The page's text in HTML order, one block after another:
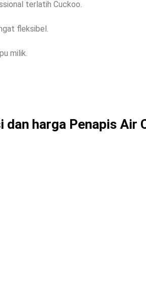
terlatih Cuckoo.
fleksibel.
milik.
harga Penapis Air